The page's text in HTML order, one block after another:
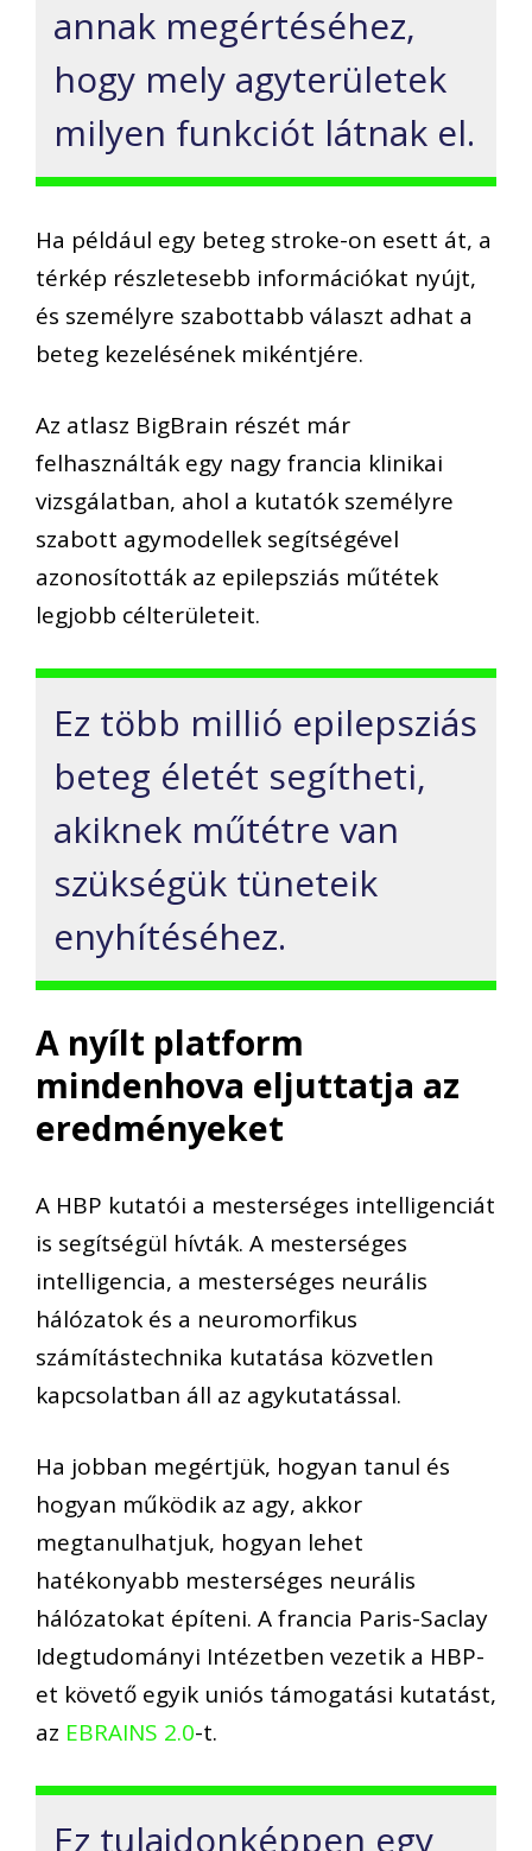
annak megértéséhez,
hogy mely agyterületek
milyen funkciót látnak el.
Ha például egy beteg stroke-on esett át, a
térkép részletesebb információkat nyújt,
és személyre szabottabb választ adhat a
beteg kezelésének mikéntjére.
Az atlasz BigBrain részét már
felhasználták egy nagy francia klinikai
vizsgálatban, ahol a kutatók személyre
szabott agymodellek segítségével
azonosították az epilepsziás műtétek
legjobb célterületeit.
Ez több millió epilepsziás
beteg életét segítheti,
akiknek műtétre van
szükségük tüneteik
enyhítéséhez.
A nyílt platform
mindenhova eljuttatja az
eredményeket
A HBP kutatói a mesterséges intelligenciát
is segítségül hívták. A mesterséges
intelligencia, a mesterséges neurális
hálózatok és a neuromorfikus
számítástechnika kutatása közvetlen
kapcsolatban áll az agykutatással.
Ha jobban megértjük, hogyan tanul és
hogyan működik az agy, akkor
megtanulhatjuk, hogyan lehet
hatékonyabb mesterséges neurális
hálózatokat építeni. A francia Paris-Saclay
Idegtudományi Intézetben vezetik a HBP-
et követő egyik uniós támogatási kutatást,
az EBRAINS 2.0-t.
Ez tulajdonképpen egy